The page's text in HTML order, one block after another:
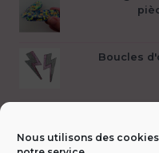
Nous utilisons des
Boucles